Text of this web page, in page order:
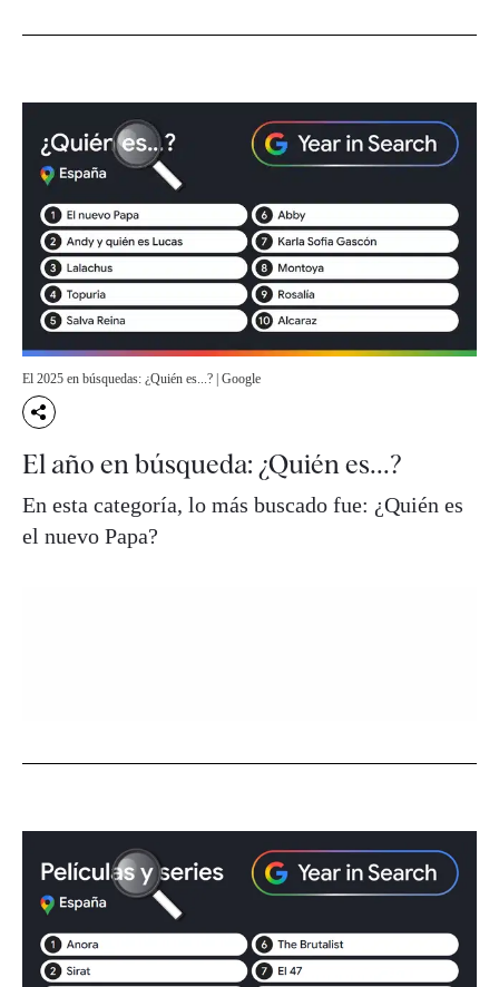
El 2025 en búsquedas: ¿Quién es...? | Google
El año en búsqueda: ¿Quién es...?
En esta categoría, lo más buscado fue: ¿Quién es
el nuevo Papa?